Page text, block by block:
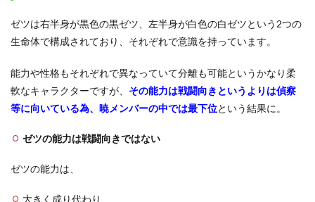
第3
長門
(ペイ
ン)
第2
はイ
ゼツは右半身が黒色の黒ゼツ、左半身が白色の白ゼツという2つの
生命体で構成されており、それぞれで意識を持っています。
能力や性格もそれぞれで異なっていて分離も可能というかなり柔
軟なキャラクターですが、 その能力は戦闘向きというよりは偵察
等に向いている為、暁メンバーの中では最下位という結果に。
ゼツの能力は戦闘向きではない
ゼツの能力は、
大きく成り代わり